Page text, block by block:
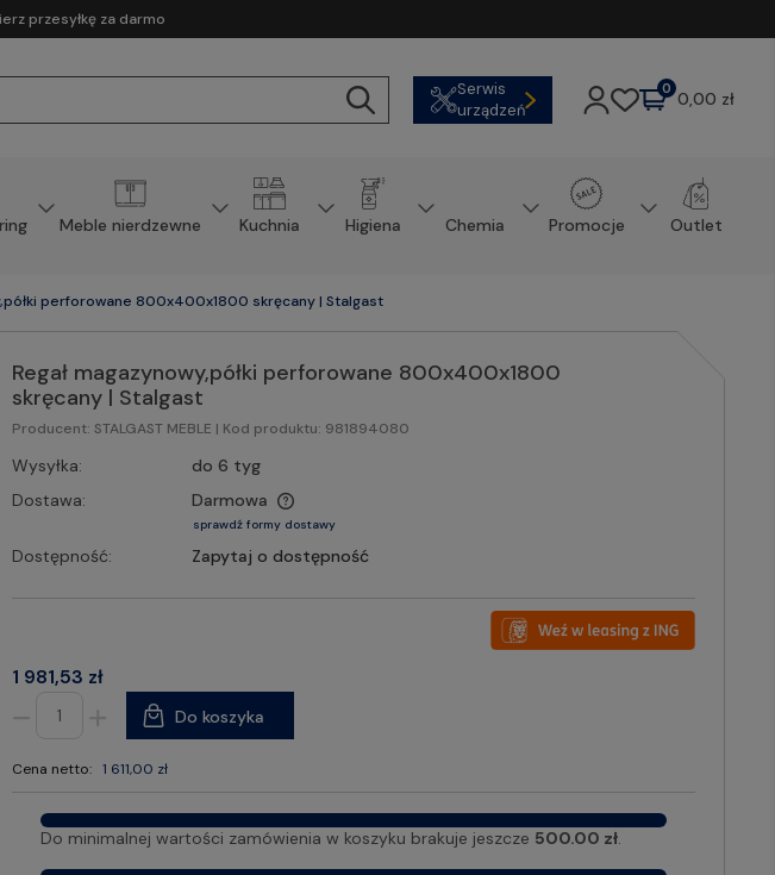
przesyłkę za darmo
Serwis
urządzeń
0,00 zł
0
Meble nierdzewne Kuchnia Higiena Chemia Promocje Outlet
perforowane 800x400x1800 skręcany | Stalgast
Regał magazynowy,półki perforowane 800x400x1800
skręcany | Stalgast
Producent: STALGAST MEBLE | Kod produktu: 981894080
Wysyłka:
do 6 tyg
Dostawa:
Darmowa
sprawdź formy dostawy
Dostępność: Zapytaj o dostępność
1 981,53 zł
Cena netto: 1 611,00 zł
Do koszyka
Do minimalnej wartości zamówienia w koszyku brakuje jeszcze 500.00 zł.